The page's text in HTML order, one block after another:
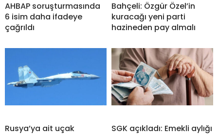
AHBAP soruşturmasında
6 isim daha ifadeye
çağrıldı
Bahçeli: Özgür Özel’in
kuracağı yeni parti
hazineden pay almalı
Rusya’ya ait uçak
SGK açıkladı: Emekli aylığı